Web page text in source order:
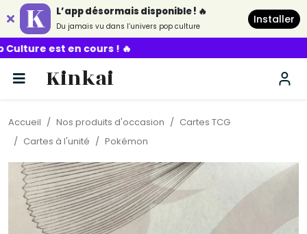
L’app désormais disponible ! 🔥
Du jamais vu dans l’univers pop culture
Installer
cours ! 🔥
Kinkai
Accueil Nos produits d'occasion
Cartes TCG
Cartes à l'unité
Pokémon